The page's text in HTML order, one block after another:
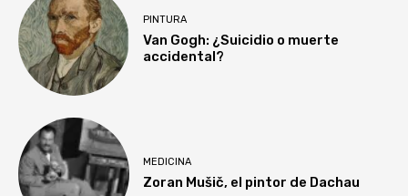
PINTURA
Van Gogh: ¿Suicidio o muerte
accidental?
MEDICINA
Zoran Mušič, el pintor de Dachau